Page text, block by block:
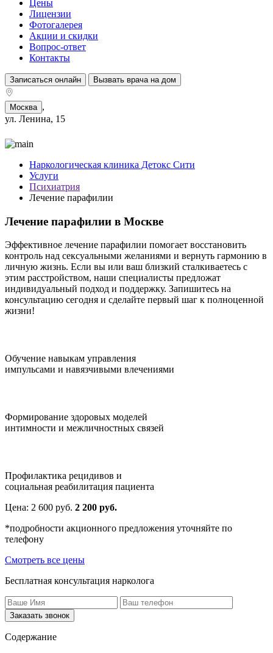
Цены
Лицензии
Фотогалерея
Акции и скидки
Вопрос-ответ
Контакты
Записаться онлайн Вызвать врача на дом
Москва ,
ул. Ленина, 15
Наркологическая клиника Детокс Сити
Услуги
Психиатрия
Лечение парафилии
Лечение парафилии в Москве
Эффективное лечение парафилии помогает восстановить
контроль над сексуальными желаниями и вернуть гармонию в
личную жизнь. Если вы или ваш близкий сталкиваетесь с
этим расстройством, наши специалисты предложат
индивидуальный подход и поддержку. Запишитесь на
консультацию сегодня и сделайте первый шаг к полноценной
жизни!
Обучение навыкам управления
импульсами и навязчивыми влечениями
Формирование здоровых моделей
интимности и межличностных связей
Профилактика рецидивов и
социальная реабилитация пациента
Цена: 2 600 руб. 2 200 руб.
*подробности акционного предложения уточняйте по
телефону
Смотреть все цены
Бесплатная консультация нарколога
Заказать звонок
Содержание